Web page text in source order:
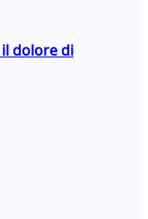
dolore di